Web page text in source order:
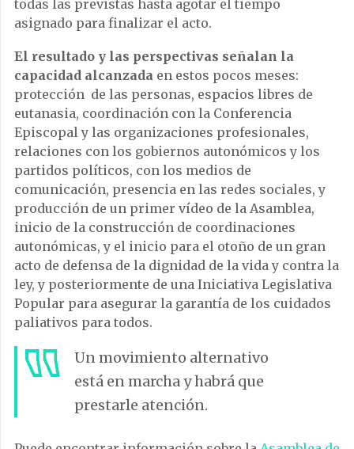
todas las previstas hasta agotar el tiempo
asignado para finalizar el acto.
El resultado y las perspectivas señalan la
capacidad alcanzada en estos pocos meses:
protección de las personas, espacios libres de
eutanasia, coordinación con la Conferencia
Episcopal y las organizaciones profesionales,
relaciones con los gobiernos autonómicos y los
partidos políticos, con los medios de
comunicación, presencia en las redes sociales, y
producción de un primer vídeo de la Asamblea,
inicio de la construcción de coordinaciones
autonómicas, y el inicio para el otoño de un gran
acto de defensa de la dignidad de la vida y contra la
ley, y posteriormente de una Iniciativa Legislativa
Popular para asegurar la garantía de los cuidados
paliativos para todos.
Un movimiento alternativo
está en marcha y habrá que
prestarle atención.